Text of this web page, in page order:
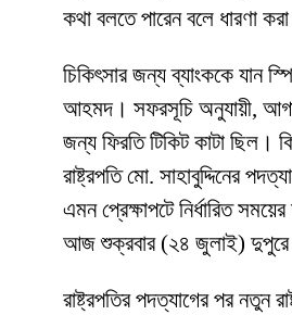
কথা বলতে পারেন বলে ধারণা
চিকিৎসার জন্য ব্যাংককে যান
আহমদ। সফরসূচি অনুযায়ী,
জন্য ফিরতি টিকিট কাটা ছিল।
রাষ্ট্রপতি মো. সাহাবুদ্দিনের
এমন প্রেক্ষাপটে নির্ধারিত
আজ শুক্রবার (২৪ জুলাই) দুপুরে
রাষ্ট্রপতির পদত্যাগের পর নতুন